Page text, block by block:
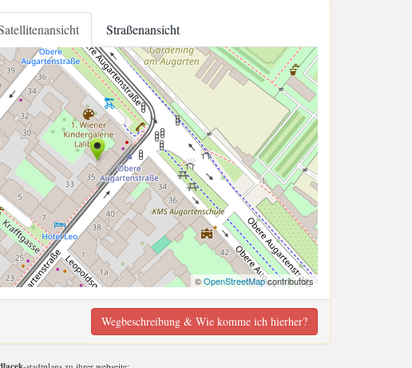
Straßenansicht
©OpenStreetMapcontributors
Wegbeschreibung & Wie komme ich hierher?